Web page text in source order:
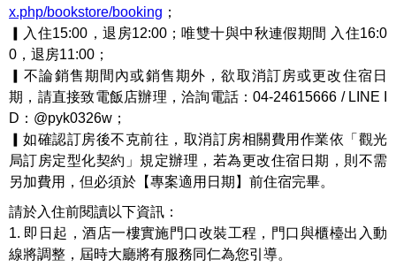
x.php/bookstore/booking ；
▎入住15:00，退房12:00；唯雙十與中秋連假期間 入住16:0
0，退房11:00；
▎不論銷售期間內或銷售期外，欲取消訂房或更改住宿日
期，請直接致電飯店辦理，洽詢電話：04-24615666 / LINE I
D：@pyk0326w；
▎如確認訂房後不克前往，取消訂房相關費用作業依「觀光
局訂房定型化契約」規定辦理，若為更改住宿日期，則不需
另加費用，但必須於【專案適用日期】前住宿完畢。
請於入住前閱讀以下資訊：
1. 即日起，酒店一樓實施門口改裝工程，門口與櫃檯出入動
線將調整，屆時大廳將有服務同仁為您引導。